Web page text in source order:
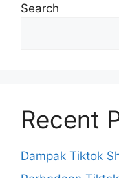
Search
Recent
Dampak Tiktok